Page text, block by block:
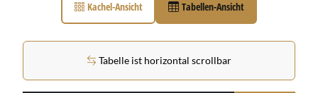
Kachel-Ansicht Tabellen-Ansicht
Tabelle ist horizontal scrollbar